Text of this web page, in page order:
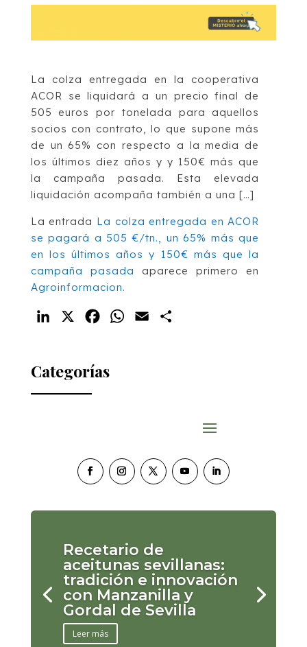
La colza entregada en la cooperativa
ACOR se liquidará a un precio final de
505 euros por tonelada para aquellos
socios con contrato, lo que supone más
de un 65% con respecto a la media de
los últimos diez años y y 150€ más que
la campaña pasada. Esta elevada
liquidación acompaña también a una […]
La entrada La colza entregada en ACOR
se pagará a 505 €/tn., un 65% más que
en los últimos años y 150€ más que la
campaña pasada
aparece primero en
Agroinformacion.
LinkedIn FacebookWhatsApp
Email
Categorías
Recetario de
aceitunas sevillanas:
tradición e innovación
con Manzanilla y
Gordal de Sevilla
Leer más